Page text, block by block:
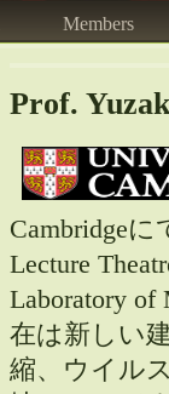
Members
Prof.
Cambridge
Lecture
Laboratory
在は新しい
縮、ウイル